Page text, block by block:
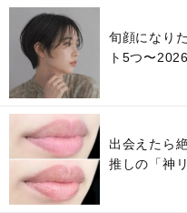
旬顔になり
ト5つ〜
出会えたら
推しの「神